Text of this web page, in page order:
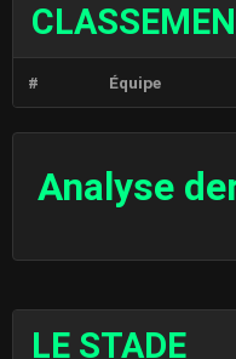
# Équipe
Analyse
LE STADE